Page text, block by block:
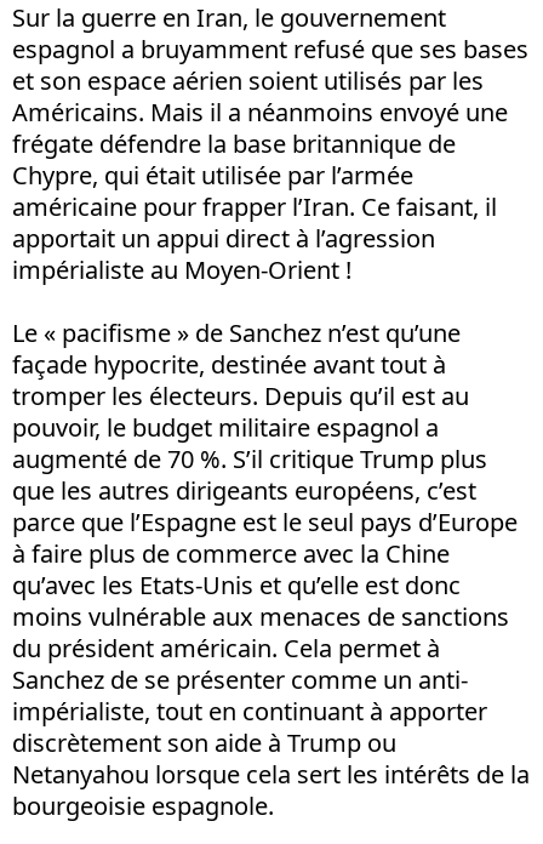
Sur la guerre en Iran, le gouvernement
espagnol a bruyamment refusé que ses bases
et son espace aérien soient utilisés par les
Américains. Mais il a néanmoins envoyé une
frégate défendre la base britannique de
Chypre, qui était utilisée par l’armée
américaine pour frapper l’Iran. Ce faisant, il
apportait un appui direct à l’agression
impérialiste au Moyen-Orient !
Le « pacifisme » de Sanchez n’est qu’une
façade hypocrite, destinée avant tout à
tromper les électeurs. Depuis qu’il est au
pouvoir, le budget militaire espagnol a
augmenté de 70 %. S’il critique Trump plus
que les autres dirigeants européens, c’est
parce que l’Espagne est le seul pays d’Europe
à faire plus de commerce avec la Chine
qu’avec les Etats-Unis et qu’elle est donc
moins vulnérable aux menaces de sanctions
du président américain. Cela permet à
Sanchez de se présenter comme un anti-
impérialiste, tout en continuant à apporter
discrètement son aide à Trump ou
Netanyahou lorsque cela sert les intérêts de la
bourgeoisie espagnole.